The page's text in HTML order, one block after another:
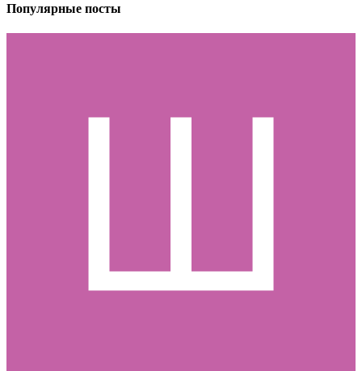
Популярные посты